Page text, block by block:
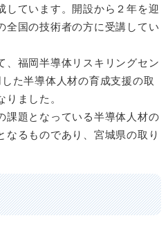
しています。開設から２年を迎
全国の技術者の方に受講してい
福岡半導体リスキリングセン
た半導体人材の育成支援の取
りました。
題となっている半導体人材の
なるものであり、宮城県の取り